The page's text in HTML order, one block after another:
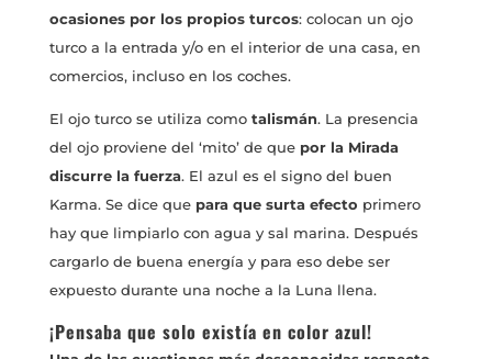
ocasiones por los propios turcos: colocan un ojo
turco a la entrada y/o en el interior de una casa, en
comercios, incluso en los coches.
El ojo turco se utiliza como talismán. La presencia
del ojo proviene del ‘mito’ de que por la Mirada
discurre la fuerza. El azul es el signo del buen
Karma. Se dice que para que surta efecto primero
hay que limpiarlo con agua y sal marina. Después
cargarlo de buena energía y para eso debe ser
expuesto durante una noche a la Luna llena.
¡Pensaba que solo existía en color azul!